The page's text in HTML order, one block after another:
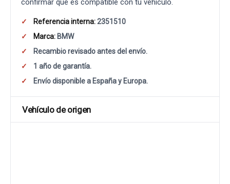
confirmar que es compatible con tu vehículo.
Referencia interna:2351510
Marca: BMW
Recambio revisado antes del envío.
1 año de garantía.
Envío disponible a España y Europa.
Vehículo de origen